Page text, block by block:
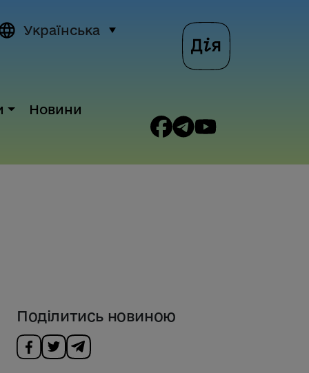
Українська
Новини
Поділитись новиною